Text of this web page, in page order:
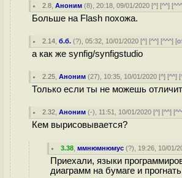
2.8 ,Аноним (8), 20:18, 09/01/2020 [^] [^^] [
Больше на Flash похожа.
2.14 ,б.б. (?), 05:32, 10/01/2020 [^] [^^] [^^^] [
а как же synfig/synfigstudio
2.25 ,Аноним (27), 10:35, 10/01/2020 [^] [^^] [
Только если ты не можешь
2.32 ,Аноним (-), 11:51, 10/01/2020 [^] [^^] [
Кем вырисовывается?
3.38 ,ммнюмнюмус (?), 19:26, 10/01/
Приехали, языки
диаграмм на бумаге и